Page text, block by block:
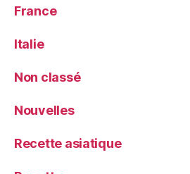
France
Italie
Non classé
Nouvelles
Recette asiatique